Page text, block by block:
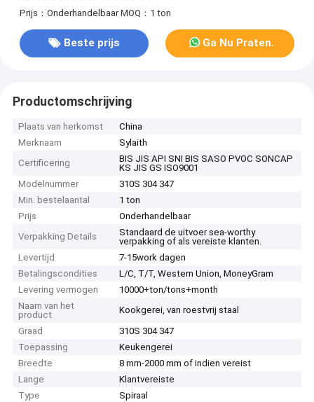
Prijs：Onderhandelbaar MOQ：1 ton
Beste prijs Ga Nu Praten.
Productomschrijving
Plaats van herkomst
China
Merknaam
Sylaith
Certificering
BIS JIS API SNI BIS SASO PVOC SONCAP
KS JIS GS ISO9001
Modelnummer
310S 304 347
Min. bestelaantal
1 ton
Prijs
Onderhandelbaar
Verpakking Details
Standaard de uitvoer sea-worthy
verpakking of als vereiste klanten.
Levertijd
7-15work dagen
Betalingscondities
L/C, T/T, Western Union, MoneyGram
Levering vermogen
10000+ton/tons+month
Naam van het
product
Kookgerei, van roestvrij staal
Graad
310S 304 347
Toepassing
Keukengerei
Breedte
8 mm-2000 mm of indien vereist
Lange
Klantvereiste
Type
Spiraal